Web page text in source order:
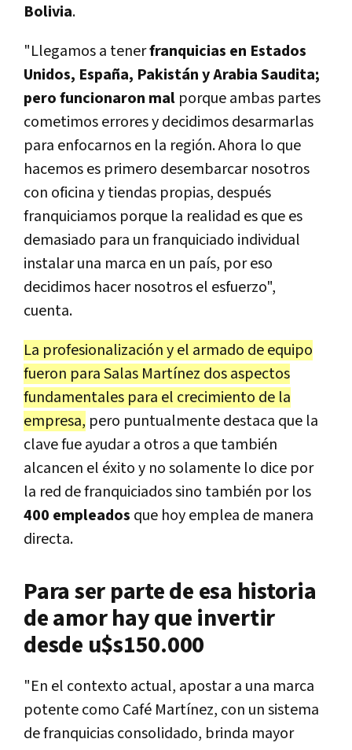
Bolivia.
"Llegamos a tenerfranquicias en Estados
Unidos, España, Pakistán y Arabia Saudita;
pero funcionaron mal porque ambas partes
cometimos errores y decidimos desarmarlas
para enfocarnos en la región. Ahora lo que
hacemos es primero desembarcar nosotros
con oficina y tiendas propias, después
franquiciamos porque la realidad es que es
demasiado para un franquiciado individual
instalar una marca en un país, por eso
decidimos hacer nosotros el esfuerzo",
cuenta.
La profesionalización y el armado de equipo
fueron para Salas Martínez dos aspectos
fundamentales para el crecimiento de la
empresa, pero puntualmente destaca que la
clave fue ayudar a otros a que también
alcancen el éxito y no solamente lo dice por
la red de franquiciados sino también por los
400 empleados que hoy emplea de manera
directa.
Para ser parte de esa historia
de amor hay que invertir
desde u$s150.000
"En el contexto actual, apostar a una marca
potente como Café Martínez, con un sistema
de franquicias consolidado, brinda mayor